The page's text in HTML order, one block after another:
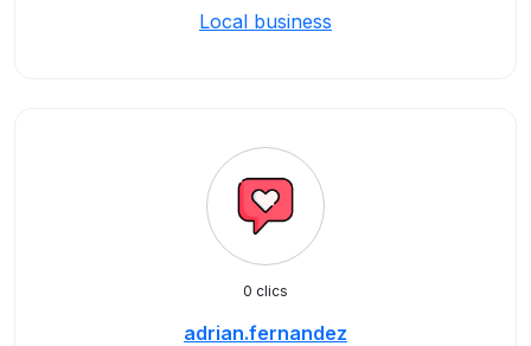
Local business
0 clics
adrian.fernandez